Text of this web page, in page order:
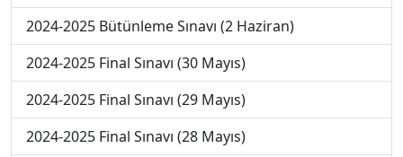
2024-2025 Bütünleme Sınavı (2 Haziran)
2024-2025 Final Sınavı (30 Mayıs)
2024-2025 Final Sınavı (29 Mayıs)
2024-2025 Final Sınavı (28 Mayıs)